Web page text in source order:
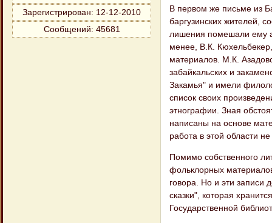
Зарегистрирован: 12-12-2010
Сообщений: 45681
В первом же письме из
баргузинских жителей,
лишения помешали ему
менее, В.К.
материалов. М.К.
забайкальских и
Закамья" и имели
список своих
этнографии. Зная
написаны на основе
работа в этой области
Помимо собственного
фольклорных
говора. Но и эти записи
сказки", которая
Государственной